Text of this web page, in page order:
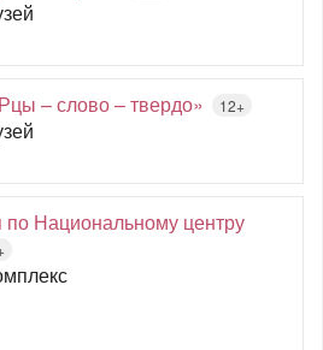
– слово – твердо» 12+
по Национальному центру